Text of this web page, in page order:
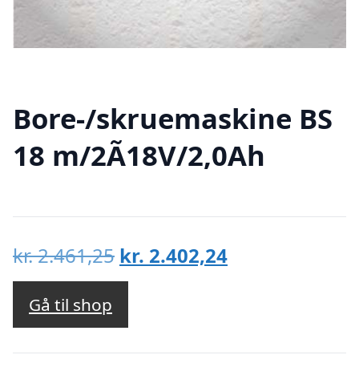
Bore-/skruemaskine BS
18 m/2Ã18V/2,0Ah
kr.2.461,25 Den
oprindelige
var:
kr. 2.461,25.
kr. 2.402,24Den
kr. 2.402,24.
Gå til shop